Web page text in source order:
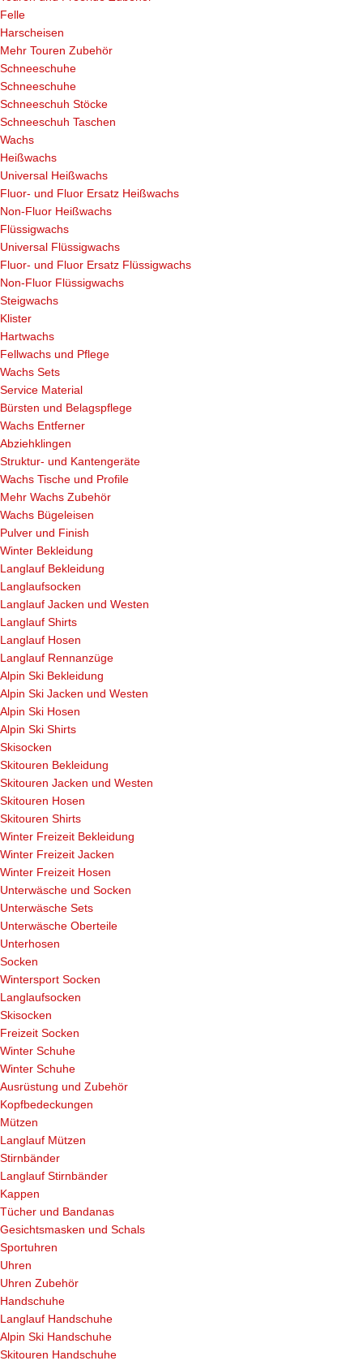
Felle
Harscheisen
Mehr Touren Zubehör
Schneeschuhe
Schneeschuhe
Schneeschuh Stöcke
Schneeschuh Taschen
Wachs
Heißwachs
Universal Heißwachs
Fluor- und Fluor Ersatz Heißwachs
Non-Fluor Heißwachs
Flüssigwachs
Universal Flüssigwachs
Fluor- und Fluor Ersatz Flüssigwachs
Non-Fluor Flüssigwachs
Steigwachs
Klister
Hartwachs
Fellwachs und Pflege
Wachs Sets
Service Material
Bürsten und Belagspflege
Wachs Entferner
Abziehklingen
Struktur- und Kantengeräte
Wachs Tische und Profile
Mehr Wachs Zubehör
Wachs Bügeleisen
Pulver und Finish
Winter Bekleidung
Langlauf Bekleidung
Langlaufsocken
Langlauf Jacken und Westen
Langlauf Shirts
Langlauf Hosen
Langlauf Rennanzüge
Alpin Ski Bekleidung
Alpin Ski Jacken und Westen
Alpin Ski Hosen
Alpin Ski Shirts
Skisocken
Skitouren Bekleidung
Skitouren Jacken und Westen
Skitouren Hosen
Skitouren Shirts
Winter Freizeit Bekleidung
Winter Freizeit Jacken
Winter Freizeit Hosen
Unterwäsche und Socken
Unterwäsche Sets
Unterwäsche Oberteile
Unterhosen
Socken
Wintersport Socken
Langlaufsocken
Skisocken
Freizeit Socken
Winter Schuhe
Winter Schuhe
Ausrüstung und Zubehör
Kopfbedeckungen
Mützen
Langlauf Mützen
Stirnbänder
Langlauf Stirnbänder
Kappen
Tücher und Bandanas
Gesichtsmasken und Schals
Sportuhren
Uhren
Uhren Zubehör
Handschuhe
Langlauf Handschuhe
Alpin Ski Handschuhe
Skitouren Handschuhe